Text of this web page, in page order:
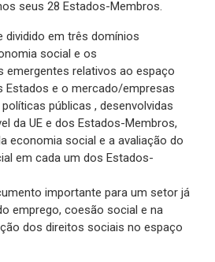
seus 28 Estados-Membros.
dividido em três domínios
social e os
relativos ao espaço
Estados e o mercado/empresas
públicas , desenvolvidas
da UE e dos Estados-Membros,
economia social e a avaliação do
em cada um dos Estados-
importante para um setor já
emprego, coesão social e na
dos direitos sociais no espaço